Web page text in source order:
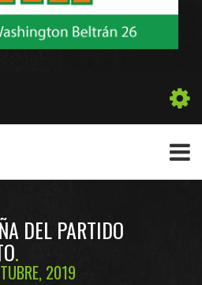
DEL PARTIDO
2019